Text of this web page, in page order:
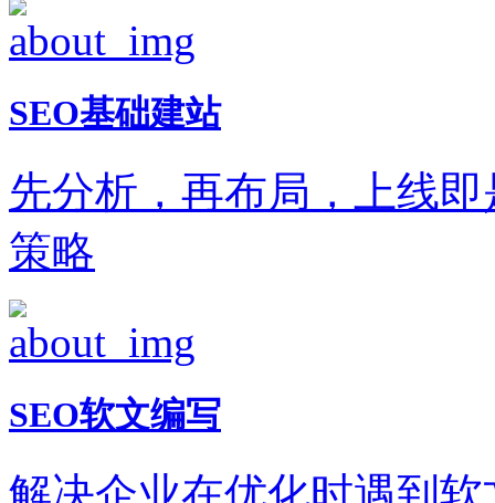
SEO基础建站
先分析，再布局，上线
策略
SEO软文编写